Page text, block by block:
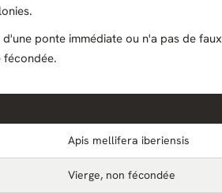
d'une ponte immédiate ou n'a pas de
fécondée.
Apis mellifera iberiensis
Vierge, non fécondée